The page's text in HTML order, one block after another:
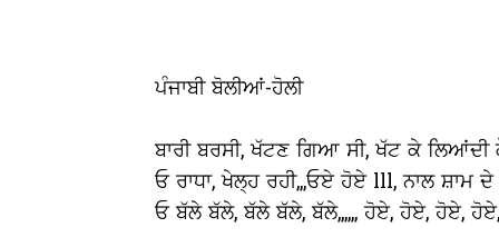
ਪੰਜਾਬੀ ਬੋਲੀਆਂ-ਹੋਲੀ
ਬਾਰੀ ਬਰਸੀ, ਖੱਟਣ ਗਿਆ ਸੀ, ਖੱਟ ਕੇ ਲਿਆਂਦੀ
ਓ ਰਾਧਾ, ਖੇਲ੍ਹ ਰਹੀ,,,ਓਏ ਹੋਏ lll, ਨਾਲ ਸ਼ਾਮ
ਓ ਬੱਲੇ ਬੱਲੇ, ਬੱਲੇ ਬੱਲੇ, ਬੱਲੇ,,,,,, ਹੋਏ, ਹੋਏ, ਹੋਏ,